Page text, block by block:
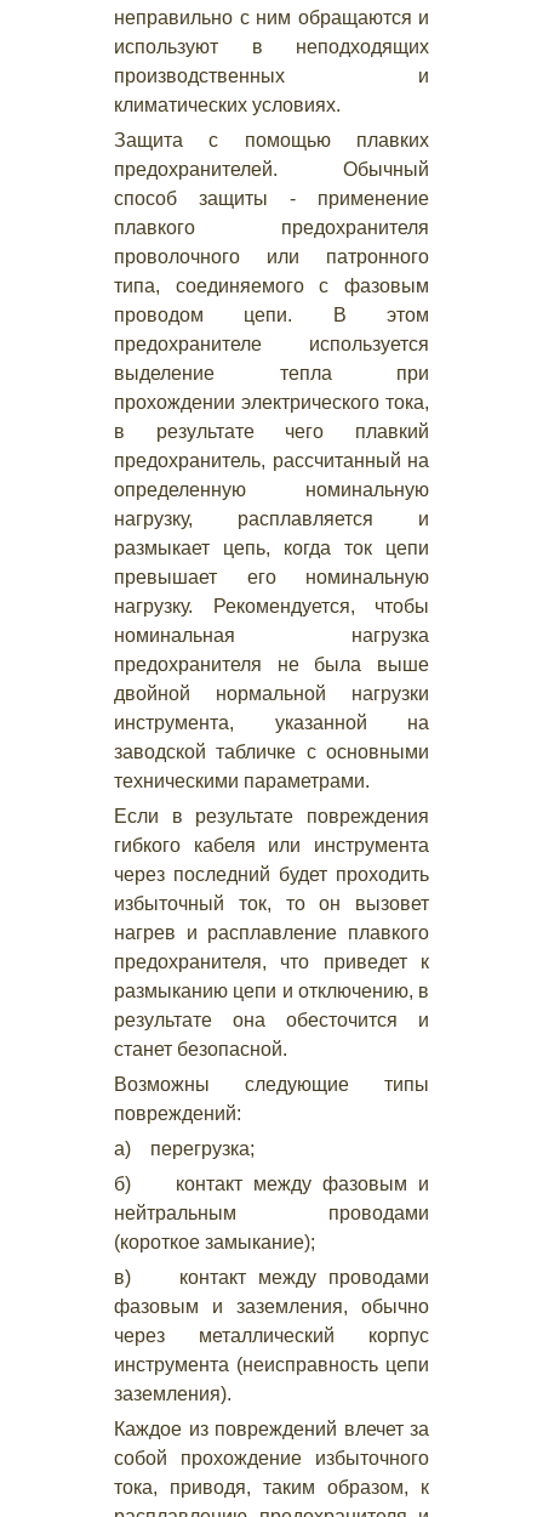
неправильно с ним обращаются и
используют в неподходящих
производственных и
климатических условиях.
Защита с помощью плавких
предохранителей. Обычный
способ защиты - применение
плавкого предохранителя
проволочного или патронного
типа, соединяемого с фазовым
проводом цепи. В этом
предохранителе используется
выделение тепла при
прохождении электрического тока,
в результате чего плавкий
предохранитель, рассчитанный на
определенную номинальную
нагрузку, расплавляется и
размыкает цепь, когда ток цепи
превышает его номинальную
нагрузку. Рекомендуется, чтобы
номинальная нагрузка
предохранителя не была выше
двойной нормальной нагрузки
инструмента, указанной на
заводской табличке с основными
техническими параметрами.
Если в результате повреждения
гибкого кабеля или инструмента
через последний будет проходить
избыточный ток, то он вызовет
нагрев и расплавление плавкого
предохранителя, что приведет к
размыканию цепи и отключению, в
результате она обесточится и
станет безопасной.
Возможны следующие типы
повреждений:
а) перегрузка;
б) контакт между фазовым и
нейтральным проводами
(короткое замыкание);
в) контакт между проводами
фазовым и заземления, обычно
через металлический корпус
инструмента (неисправность цепи
заземления).
Каждое из повреждений влечет за
собой прохождение избыточного
тока, приводя, таким образом, к